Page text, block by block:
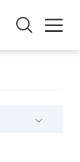
Odpri iskanjeOdpri meni